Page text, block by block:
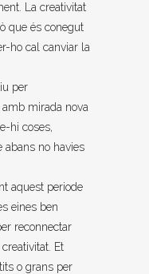
La creativitat
que és conegut
ho cal canviar la
per
mirada nova
hi coses,
abans no havies
aquest periode
eines ben
reconnectar
Et
o grans per